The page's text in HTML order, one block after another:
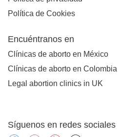
Política de Cookies
Encuéntranos en
Clínicas de aborto en México
Clínicas de aborto en Colombia
Legal abortion clinics in UK
Síguenos en redes sociales